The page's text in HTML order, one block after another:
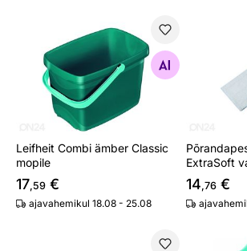
Leifheit Combi ämber Classic mopile
Otsi sarnaseid
Leifheit Combi ämber Classic
mopile
17,59 €
ajavahemikul 18.08 - 25.08
ExtraSoft
14,76 €